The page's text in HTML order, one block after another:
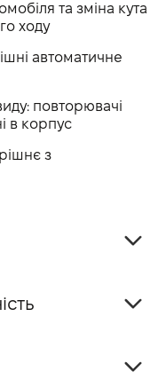
та зміна кута
ходу
автоматичне
повторювачі
в корпус
з